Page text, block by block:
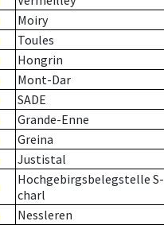
Moiry
Toules
Hongrin
Mont-Dar
SADE
Grande-Enne
Greina
Justistal
Hochgebirgsbelegstelle S-
charl
Nessleren